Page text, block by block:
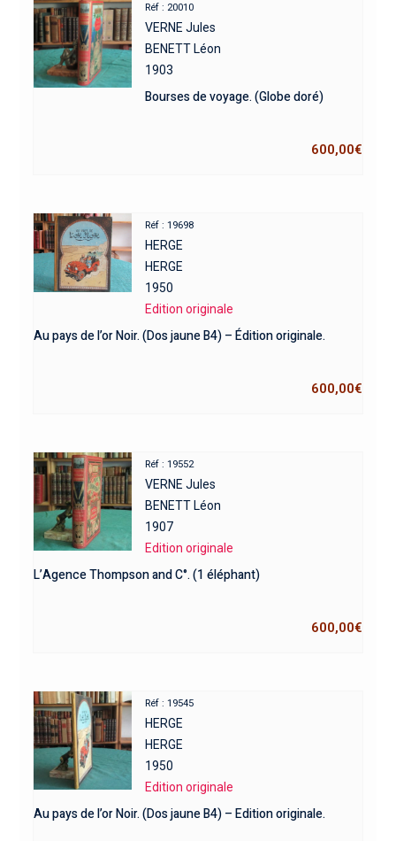
Réf : 20010
VERNE Jules
BENETT Léon
1903
Bourses de voyage. (Globe doré)
600,00€
Réf : 19698
HERGE
HERGE
1950
Edition originale
Au pays de l’or Noir. (Dos jaune B4) – Édition originale.
600,00€
Réf : 19552
VERNE Jules
BENETT Léon
1907
Edition originale
L’Agence Thompson and C°. (1 éléphant)
600,00€
Réf : 19545
HERGE
HERGE
1950
Edition originale
Au pays de l’or Noir. (Dos jaune B4) – Edition originale.